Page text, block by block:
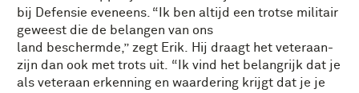
bij Defensie eveneens. “Ik ben altijd een trotse militair
geweest die de belangen van ons
land beschermde,” zegt Erik. Hij draagt het veteraan-
zijn dan ook met trots uit. “Ik vind het belangrijk dat je
als veteraan erkenning en waardering krijgt dat je je